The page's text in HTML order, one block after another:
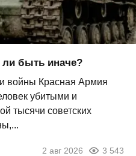
ли быть иначе?
войны Красная Армия
убитыми и
тысячи советских
2 авг 2026 3 543